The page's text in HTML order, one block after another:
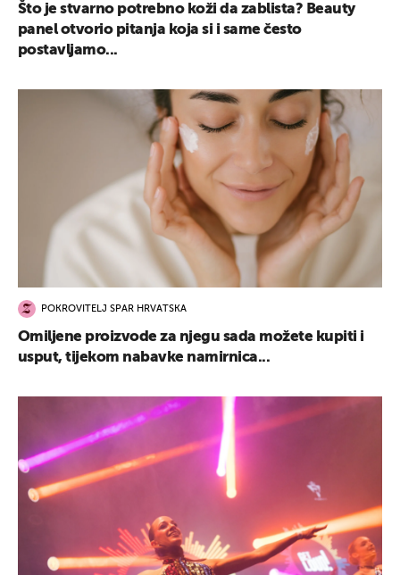
Što je stvarno potrebno koži da zablista? Beauty
panel otvorio pitanja koja si i same često
postavljamo...
POKROVITELJ SPAR HRVATSKA
Omiljene proizvode za njegu sada možete kupiti i
usput, tijekom nabavke namirnica...